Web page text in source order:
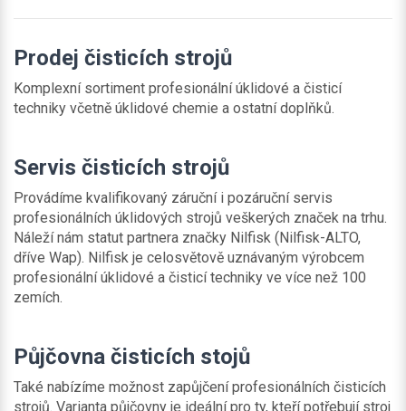
Prodej čisticích strojů
Komplexní sortiment profesionální úklidové a čisticí
techniky včetně úklidové chemie a ostatní doplňků.
Servis čisticích strojů
Provádíme kvalifikovaný záruční i pozáruční servis
profesionálních úklidových strojů veškerých značek na trhu.
Náleží nám statut partnera značky Nilfisk (Nilfisk-ALTO,
dříve Wap). Nilfisk je celosvětově uznávaným výrobcem
profesionální úklidové a čisticí techniky ve více než 100
zemích.
Půjčovna čisticích stojů
Také nabízíme možnost zapůjčení profesionálních čisticích
strojů. Varianta půjčovny je ideální pro ty, kteří potřebují stroj